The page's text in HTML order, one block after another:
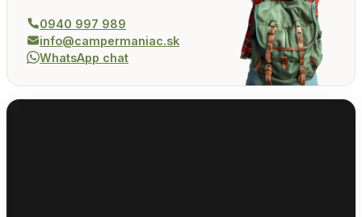
0940 997 989
info@campermaniac.sk
WhatsApp chat